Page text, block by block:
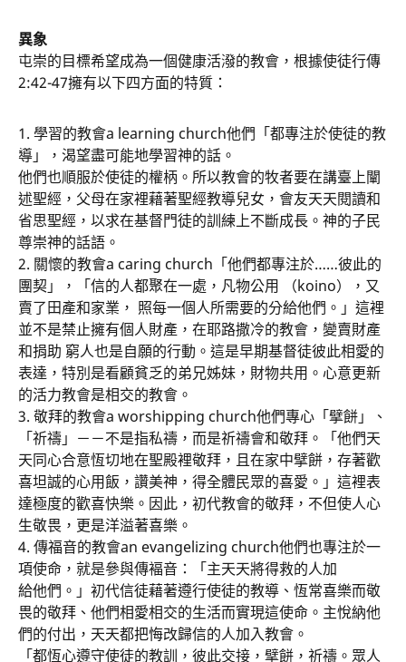
異象
屯崇的目標希望成為一個健康活潑的教會，根據使徒行傳
2:42-47擁有以下四方面的特質：
1. 學習的教會a learning church他們「都專注於使徒的教
導」，渴望盡可能地學習神的話。
他們也順服於使徒的權柄。所以教會的牧者要在講臺上闡
述聖經，父母在家裡藉著聖經教導兒女，會友天天閱讀和
省思聖經，以求在基督門徒的訓練上不斷成長。神的子民
尊崇神的話語。
2. 關懷的教會a caring church「他們都專注於……彼此的
團契」，「信的人都聚在一處，凡物公用 （koino），又
賣了田產和家業， 照每一個人所需要的分給他們。」這裡
並不是禁止擁有個人財產，在耶路撒冷的教會，變賣財產
和捐助 窮人也是自願的行動。這是早期基督徒彼此相愛的
表達，特別是看顧貧乏的弟兄姊妹，財物共用。心意更新
的活力教會是相交的教會。
3. 敬拜的教會a worshipping church他們專心「擘餅」、
「祈禱」－－不是指私禱，而是祈禱會和敬拜。「他們天
天同心合意恆切地在聖殿裡敬拜，且在家中擘餅，存著歡
喜坦誠的心用飯，讚美神，得全體民眾的喜愛。」這裡表
達極度的歡喜快樂。因此，初代教會的敬拜，不但使人心
生敬畏，更是洋溢著喜樂。
4. 傳福音的教會an evangelizing church他們也專注於一
項使命，就是參與傳褔音：「主天天將得救的人加
給他們。」初代信徒藉著遵行使徒的教導、恆常喜樂而敬
畏的敬拜、他們相愛相交的生活而實現這使命。主悅納他
們的付出，天天都把悔改歸信的人加入教會。
「都恆心遵守使徒的教訓，彼此交接，擘餅，祈禱。眾人